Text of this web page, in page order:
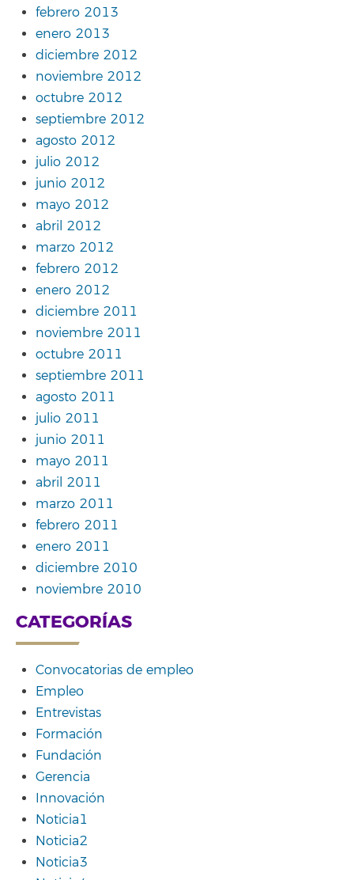
febrero 2013
enero 2013
diciembre 2012
noviembre 2012
octubre 2012
septiembre 2012
agosto 2012
julio 2012
junio 2012
mayo 2012
abril 2012
marzo 2012
febrero 2012
enero 2012
diciembre 2011
noviembre 2011
octubre 2011
septiembre 2011
agosto 2011
julio 2011
junio 2011
mayo 2011
abril 2011
marzo 2011
febrero 2011
enero 2011
diciembre 2010
noviembre 2010
CATEGORÍAS
Convocatorias de empleo
Empleo
Entrevistas
Formación
Fundación
Gerencia
Innovación
Noticia1
Noticia2
Noticia3